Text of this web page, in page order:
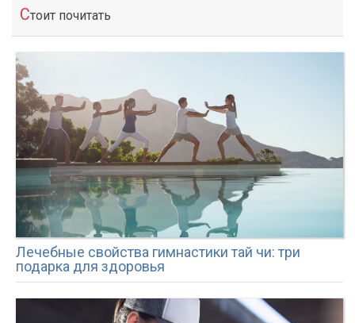
Стоит почитать
Лечебные свойства гимнастики тай чи: три
подарка для здоровья